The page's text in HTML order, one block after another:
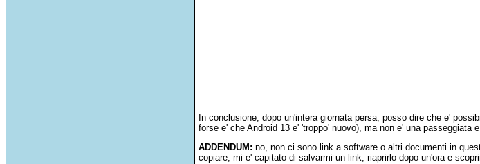
In conclusione, dopo un'intera giornata persa, posso dire che e'
forse e' che Android 13 e' 'troppo' nuovo), ma non e' una
ADDENDUM: no, non ci sono link a software o altri documenti in
copiare, mi e' capitato di salvarmi un link, riaprirlo dopo un'ora e